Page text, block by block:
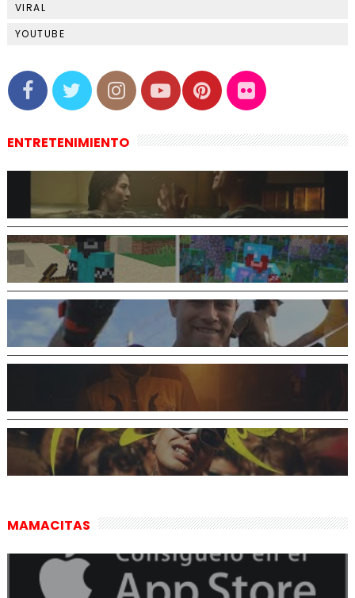
VIRAL
YOUTUBE
ENTRETENIMIENTO
MAMACITAS